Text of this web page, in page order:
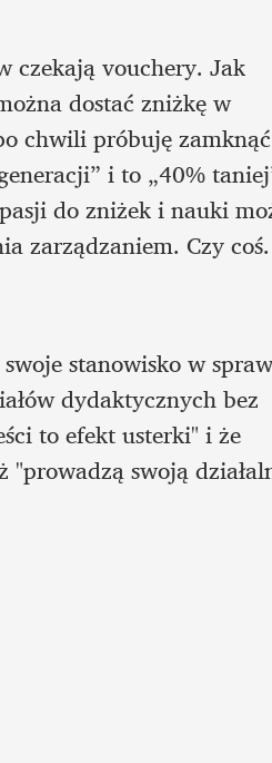
czekają vouchery. Jak
dostać zniżkę w
chwili próbuję zamknąć
i to „40%
do zniżek i nauki
zarządzaniem. Czy coś.
stanowisko w
dydaktycznych bez
to efekt usterki" i że
swoją